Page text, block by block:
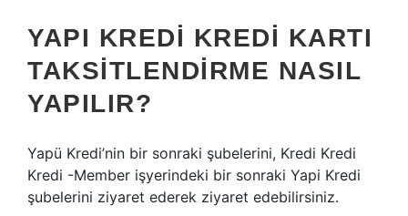
YAPI KREDI KREDI KARTI
TAKSITLENDIRME NASIL
YAPILIR?
Yapü Kredi’nin bir sonraki şubelerini, Kredi Kredi
Kredi -Member işyerindeki bir sonraki Yapi Kredi
şubelerini ziyaret ederek ziyaret edebilirsiniz.